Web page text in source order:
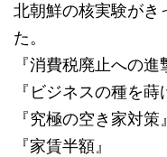
北朝鮮の核実験がき
た。
『消費税廃止への進
『ビジネスの種を蒔
『究極の空き家対策』
『家賃半額』